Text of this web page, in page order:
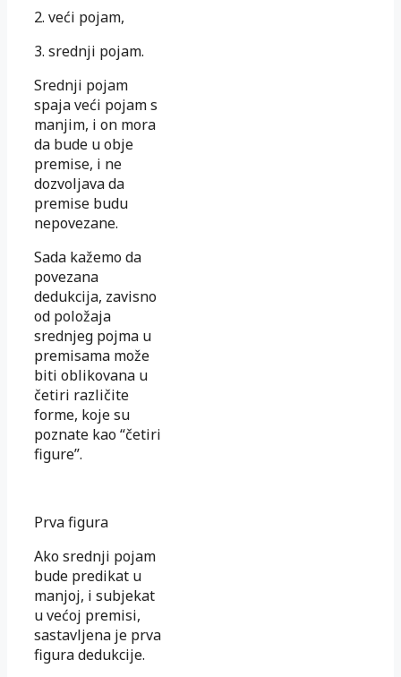
2. veći pojam,
3. srednji pojam.
Srednji pojam
spaja veći pojam s
manjim, i on mora
da bude u obje
premise, i ne
dozvoljava da
premise budu
nepovezane.
Sada kažemo da
povezana
dedukcija, zavisno
od položaja
srednjeg pojma u
premisama može
biti oblikovana u
četiri različite
forme, koje su
poznate kao “četiri
figure”.
Prva figura
Ako srednji pojam
bude predikat u
manjoj, i subjekat
u većoj premisi,
sastavljena je prva
figura dedukcije.